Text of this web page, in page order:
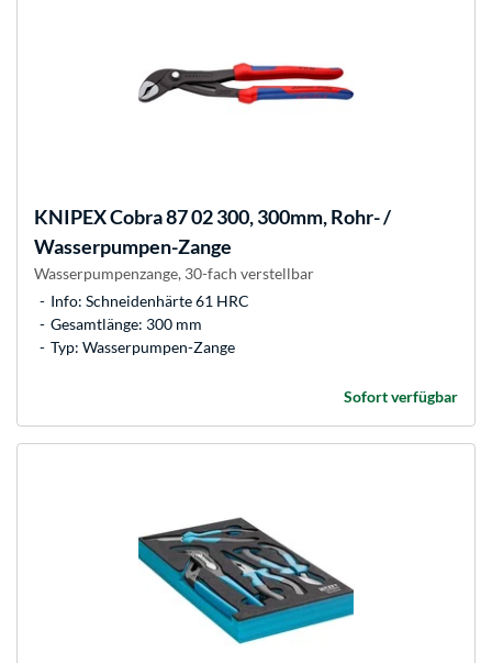
KNIPEXCobra 87 02 300, 300mm, Rohr- /
Wasserpumpen-Zange
Wasserpumpenzange, 30-fach verstellbar
Info: Schneidenhärte 61 HRC
Gesamtlänge: 300 mm
Typ: Wasserpumpen-Zange
Sofort verfügbar